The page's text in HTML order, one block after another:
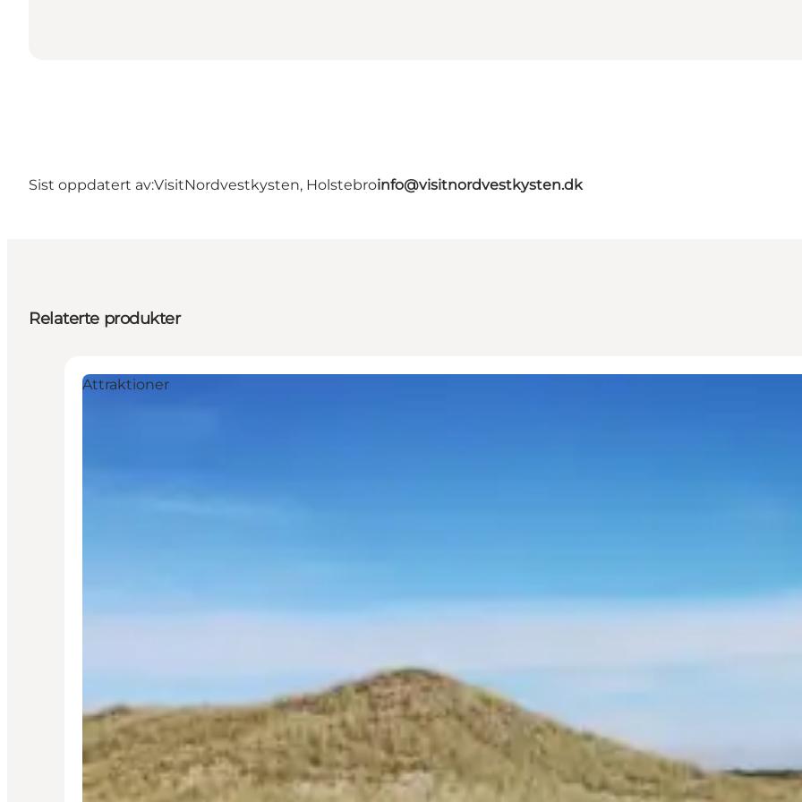
Sist oppdatert av:VisitNordvestkysten, Holstebroinfo@visitnordvestkysten.dk
Relaterte produkter
Attraktioner